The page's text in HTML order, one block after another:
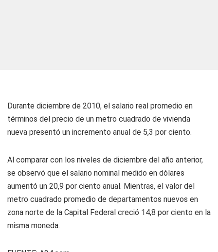
Durante diciembre de 2010, el salario real promedio en
términos del precio de un metro cuadrado de vivienda
nueva presentó un incremento anual de 5,3 por ciento.
Al comparar con los niveles de diciembre del año anterior,
se observó que el salario nominal medido en dólares
aumentó un 20,9 por ciento anual. Mientras, el valor del
metro cuadrado promedio de departamentos nuevos en
zona norte de la Capital Federal creció 14,8 por ciento en la
misma moneda.